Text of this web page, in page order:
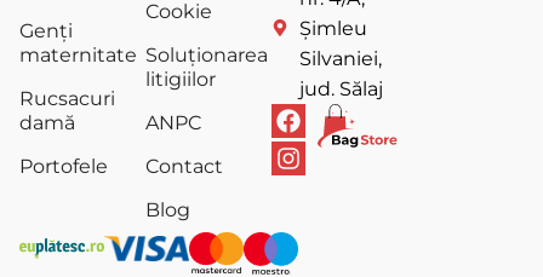
Genți
maternitate
Rucsacuri
damă
Portofele
Cookie
Soluționarea
litigiilor
ANPC
Contact
Blog
Șimleu
Silvaniei,
jud. Sălaj